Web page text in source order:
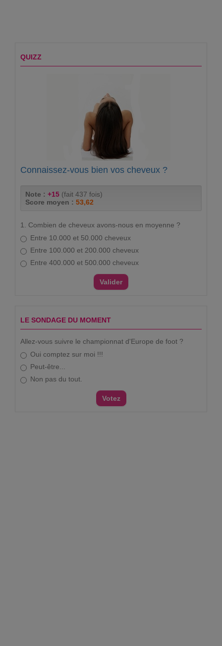
QUIZZ
Connaissez-vous bien vos cheveux ?
Note : +15 (fait 437 fois)
Score moyen : 53,62
1. Combien de cheveux avons-nous en moyenne ?
Entre 10.000 et 50.000 cheveux
Entre 100.000 et 200.000 cheveux
Entre 400.000 et 500.000 cheveux
LE SONDAGE DU MOMENT
Allez-vous suivre le championnat d'Europe de foot ?
Oui comptez sur moi !!!
Peut-être...
Non pas du tout.